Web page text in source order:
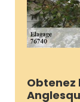
Obtenez